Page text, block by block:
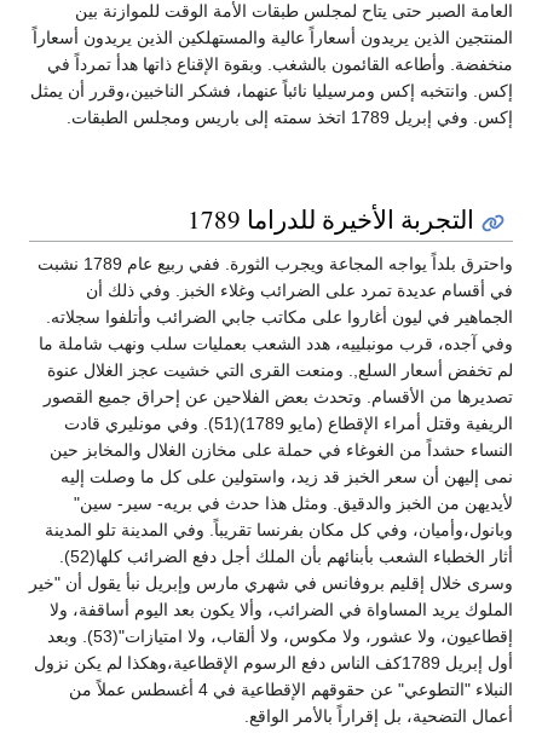
العامة الصبر حتى يتاح لمجلس طبقات الأمة الوقت للموازنة بين
المنتجين الذين يريدون أسعاراً عالية والمستهلكين الذين يريدون أسعاراً
منخفضة. وأطاعه القائمون بالشغب. وبقوة الإقناع ذاتها هدأ تمرداً في
إكس. وانتخبه إكس ومرسيليا نائباً عنهما، فشكر الناخبين،وقرر أن يمثل
إكس. وفي إبريل 1789 اتخذ سمته إلى باريس ومجلس الطبقات.
التجربة الأخيرة للدراما 1789
واحترق بلداً يواجه المجاعة ويجرب الثورة. ففي ربيع عام 1789 نشبت
في أقسام عديدة تمرد على الضرائب وغلاء الخبز. وفي ذلك أن
الجماهير في ليون أغاروا على مكاتب جابي الضرائب وأتلفوا سجلاته.
وفي آجده، قرب مونبلييه، هدد الشعب بعمليات سلب ونهب شاملة ما
لم تخفض أسعار السلع,. ومنعت القرى التي خشيت عجز الغلال عنوة
تصديرها من الأقسام. وتحدث بعض الفلاحين عن إحراق جميع القصور
الريفية وقتل أمراء الإقطاع (مايو 1789)(51). وفي مونليري قادت
النساء حشداً من الغوغاء في حملة على مخازن الغلال والمخابز حين
نمى إليهن أن سعر الخبز قد زيد، واستولين على كل ما وصلت إليه
لأيديهن من الخبز والدقيق. ومثل هذا حدث في بريه- سير- سين"
وبانول،وأميان، وفي كل مكان بفرنسا تقريباً. وفي المدينة تلو المدينة
أثار الخطباء الشعب بأبنائهم بأن الملك أجل دفع الضرائب كلها(52).
وسرى خلال إقليم بروفانس في شهري مارس وإبريل نبأ يقول أن "خير
الملوك يريد المساواة في الضرائب، وألا يكون بعد اليوم أساقفة، ولا
إقطاعيون، ولا عشور، ولا مكوس، ولا ألقاب، ولا امتيازات"(53). وبعد
أول إبريل 1789كف الناس دفع الرسوم الإقطاعية،وهكذا لم يكن نزول
النبلاء "التطوعي" عن حقوقهم الإقطاعية في 4 أغسطس عملاً من
أعمال التضحية، بل إقراراً بالأمر الواقع.